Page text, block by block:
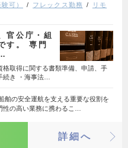
可） フレックス勤務
リモ
官公庁・組
す。 専門
格取得に関する書類準備、申請、手
続き ・海事法…
舶の安全運航を支える重要な役割を
性の高い業務に携わるこ…
詳細へ